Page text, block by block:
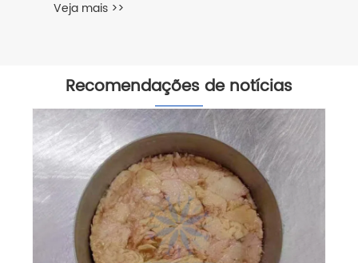
Recomendações de notícias
Você pode comer atum congelado
anteriormente?
Veja mais >>